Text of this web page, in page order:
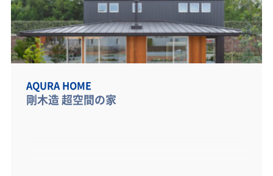
AQURA HOME
剛木造 超空間の家